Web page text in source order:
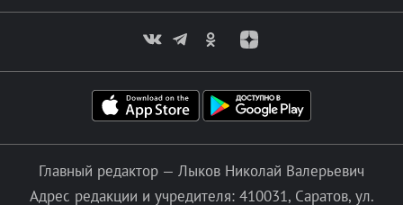
Главный редактор — Лыков Николай Валерьевич
Адрес редакции и учредителя: 410031, Саратов, ул.